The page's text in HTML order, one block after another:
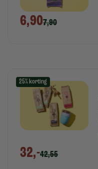
6,907,90
25% korting
32,-42,55